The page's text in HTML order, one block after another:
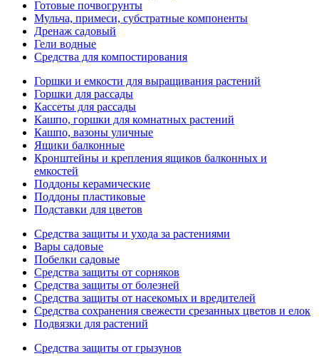
Готовые почвогрунты
Мульча, примеси, субстратные компоненты
Дренаж садовый
Гели водные
Средства для компостирования
Горшки и емкости для выращивания растений
Горшки для рассады
Кассеты для рассады
Кашпо, горшки для комнатных растений
Кашпо, вазоны уличные
Ящики балконные
Кронштейны и крепления ящиков балконных и
емкостей
Поддоны керамические
Поддоны пластиковые
Подставки для цветов
Средства защиты и ухода за растениями
Вары садовые
Побелки садовые
Средства защиты от сорняков
Средства защиты от болезней
Средства защиты от насекомых и вредителей
Средства сохранения свежести срезанных цветов и елок
Подвязки для растений
Средства защиты от грызунов